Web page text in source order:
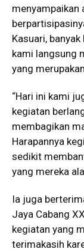
menyampaikan
Kasuari,
kami langsung
yang
“Hari ini kami
kegiatan
membagikan
Harapannya
sedikit
yang mereka
Ia juga
Jaya Cabang
kegiatan yang
terimakasih